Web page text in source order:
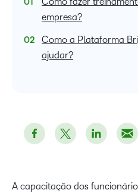
A capacitação dos
empresa?
Como a Plataforma
ajudar?